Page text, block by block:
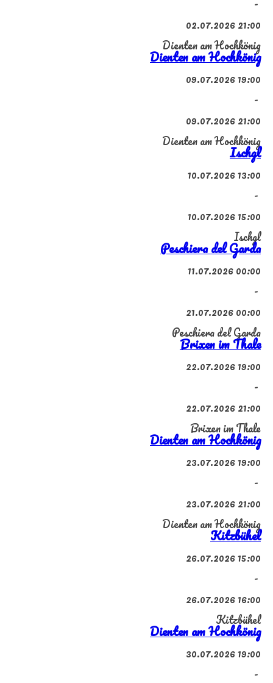
-
02.07.2026 21:00
Dienten am Hochkönig
Dienten am Hochkönig
09.07.2026 19:00
-
09.07.2026 21:00
Dienten am Hochkönig
Ischgl
10.07.2026 13:00
-
10.07.2026 15:00
Ischgl
Peschiera del Garda
11.07.2026 00:00
-
21.07.2026 00:00
Peschiera del Garda
Brixen im Thale
22.07.2026 19:00
-
22.07.2026 21:00
Brixen im Thale
Dienten am Hochkönig
23.07.2026 19:00
-
23.07.2026 21:00
Dienten am Hochkönig
Kitzbühel
26.07.2026 15:00
-
26.07.2026 16:00
Kitzbühel
Dienten am Hochkönig
30.07.2026 19:00
-